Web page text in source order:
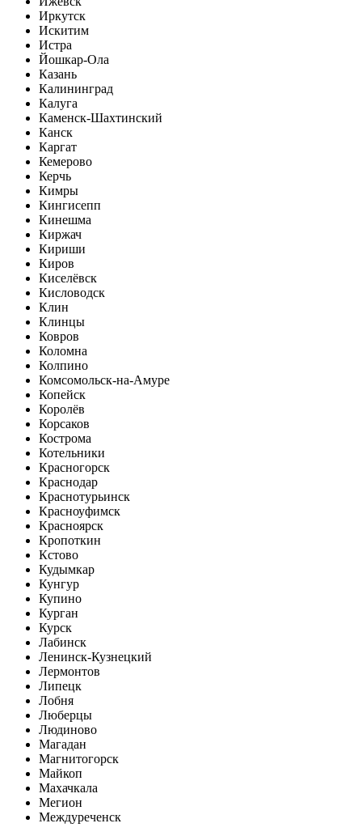
Иркутск
Искитим
Истра
Йошкар-Ола
Казань
Калининград
Калуга
Каменск-Шахтинский
Канск
Каргат
Кемерово
Керчь
Кимры
Кингисепп
Кинешма
Киржач
Кириши
Киров
Киселёвск
Кисловодск
Клин
Клинцы
Ковров
Коломна
Колпино
Комсомольск-на-Амуре
Копейск
Королёв
Корсаков
Кострома
Котельники
Красногорск
Краснодар
Краснотурьинск
Красноуфимск
Красноярск
Кропоткин
Кстово
Кудымкар
Кунгур
Купино
Курган
Курск
Лабинск
Ленинск-Кузнецкий
Лермонтов
Липецк
Лобня
Люберцы
Людиново
Магадан
Магнитогорск
Майкоп
Махачкала
Мегион
Междуреченск